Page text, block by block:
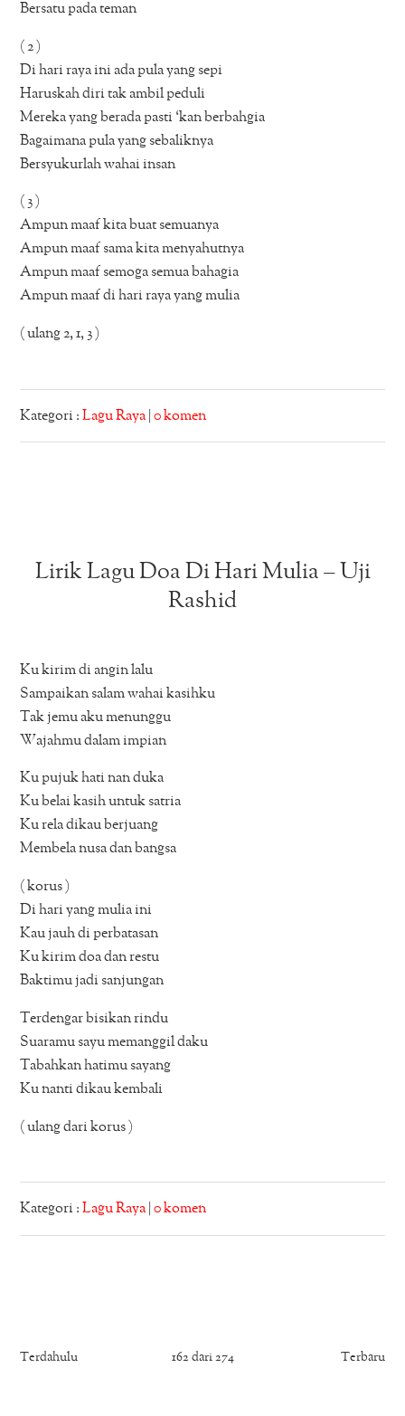
Bersatu pada teman
( 2 )
Di hari raya ini ada pula yang sepi
Haruskah diri tak ambil peduli
Mereka yang berada pasti ‘kan berbahgia
Bagaimana pula yang sebaliknya
Bersyukurlah wahai insan
( 3 )
Ampun maaf kita buat semuanya
Ampun maaf sama kita menyahutnya
Ampun maaf semoga semua bahagia
Ampun maaf di hari raya yang mulia
( ulang 2, 1, 3 )
Kategori :Lagu Raya |0 komen
Lirik Lagu Doa Di Hari Mulia – Uji
Rashid
Ku kirim di angin lalu
Sampaikan salam wahai kasihku
Tak jemu aku menunggu
Wajahmu dalam impian
Ku pujuk hati nan duka
Ku belai kasih untuk satria
Ku rela dikau berjuang
Membela nusa dan bangsa
( korus )
Di hari yang mulia ini
Kau jauh di perbatasan
Ku kirim doa dan restu
Baktimu jadi sanjungan
Terdengar bisikan rindu
Suaramu sayu memanggil daku
Tabahkan hatimu sayang
Ku nanti dikau kembali
( ulang dari korus )
Kategori :Lagu Raya |0 komen
Terdahulu 162 dari 274 Terbaru